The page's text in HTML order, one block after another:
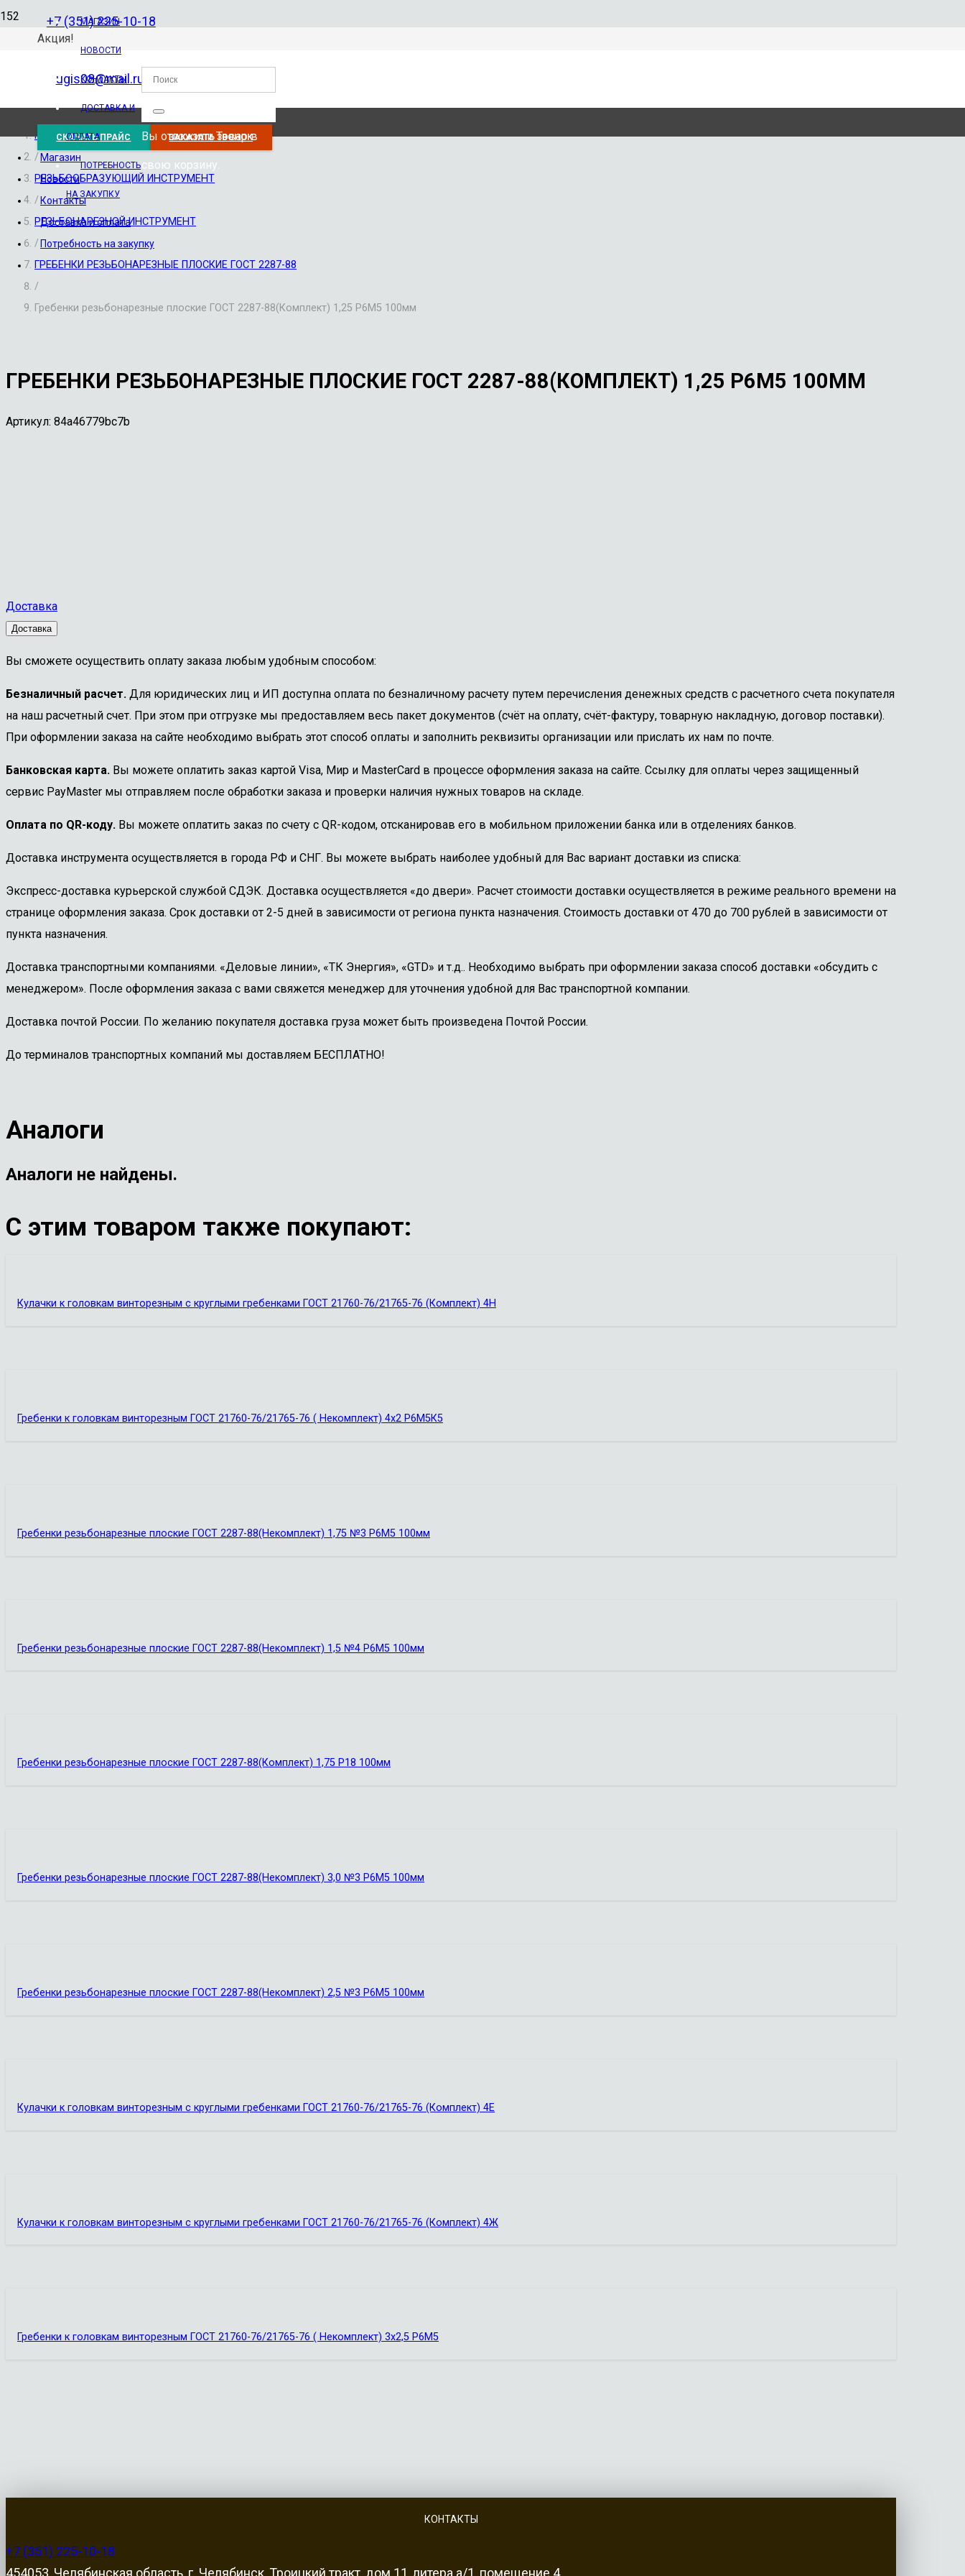
Акция!
+7 (351) 225-10-18
ugis08@mail.ru
СКАЧАТЬ ПРАЙС ЗАКАЗАТЬ ЗВОНОК
МАГАЗИН
НОВОСТИ
КОНТАКТЫ
ДОСТАВКА И
ОПЛАТА
ПОТРЕБНОСТЬ
НА ЗАКУПКУ
Вы отложилиТоварв
свою корзину.
Магазин
Новости
Контакты
Доставка и оплата
Потребность на закупку
Главная
/
РЕЗЬБООБРАЗУЮЩИЙ ИНСТРУМЕНТ
/
РЕЗЬБОНАРЕЗНОЙ ИНСТРУМЕНТ
/
ГРЕБЕНКИ РЕЗЬБОНАРЕЗНЫЕ ПЛОСКИЕ ГОСТ 2287-88
/
Гребенки резьбонарезные плоские ГОСТ 2287-88(Комплект) 1,25 Р6М5 100мм
ГРЕБЕНКИ РЕЗЬБОНАРЕЗНЫЕ ПЛОСКИЕ ГОСТ 2287-88(КОМПЛЕКТ) 1,25 Р6М5 100ММ
Артикул: 84a46779bc7b
Доставка
Доставка
Вы сможете осуществить оплату заказа любым удобным способом:
Безналичный расчет. Для юридических лиц и ИП доступна оплата по безналичному расчету путем перечисления денежных средств с расчетного счета покупателя
на наш расчетный счет. При этом при отгрузке мы предоставляем весь пакет документов (счёт на оплату, счёт-фактуру, товарную накладную, договор поставки).
При оформлении заказа на сайте необходимо выбрать этот способ оплаты и заполнить реквизиты организации или прислать их нам по почте.
Банковская карта. Вы можете оплатить заказ картой Visa, Мир и MasterCard в процессе оформления заказа на сайте. Ссылку для оплаты через защищенный
сервис PayMaster мы отправляем после обработки заказа и проверки наличия нужных товаров на складе.
Оплата по QR-коду. Вы можете оплатить заказ по счету с QR-кодом, отсканировав его в мобильном приложении банка или в отделениях банков.
Доставка инструмента осуществляется в города РФ и СНГ. Вы можете выбрать наиболее удобный для Вас вариант доставки из списка:
Экспресс-доставка курьерской службой СДЭК. Доставка осуществляется «до двери». Расчет стоимости доставки осуществляется в режиме реального времени на
странице оформления заказа. Срок доставки от 2-5 дней в зависимости от региона пункта назначения. Стоимость доставки от 470 до 700 рублей в зависимости от
пункта назначения.
Доставка транспортными компаниями. «Деловые линии», «ТК Энергия», «GTD» и т.д.. Необходимо выбрать при оформлении заказа способ доставки «обсудить с
менеджером». После оформления заказа с вами свяжется менеджер для уточнения удобной для Вас транспортной компании.
Доставка почтой России. По желанию покупателя доставка груза может быть произведена Почтой России.
До терминалов транспортных компаний мы доставляем БЕСПЛАТНО!
Аналоги
Аналоги не найдены.
С этим товаром также покупают:
Кулачки к головкам винторезным с круглыми гребенками ГОСТ 21760-76/21765-76 (Комплект) 4Н
Гребенки к головкам винторезным ГОСТ 21760-76/21765-76 ( Некомплект) 4х2 Р6М5К5
Гребенки резьбонарезные плоские ГОСТ 2287-88(Некомплект) 1,75 №3 Р6М5 100мм
Гребенки резьбонарезные плоские ГОСТ 2287-88(Некомплект) 1,5 №4 Р6М5 100мм
Гребенки резьбонарезные плоские ГОСТ 2287-88(Комплект) 1,75 Р18 100мм
Гребенки резьбонарезные плоские ГОСТ 2287-88(Некомплект) 3,0 №3 Р6М5 100мм
Гребенки резьбонарезные плоские ГОСТ 2287-88(Некомплект) 2,5 №3 Р6М5 100мм
Кулачки к головкам винторезным с круглыми гребенками ГОСТ 21760-76/21765-76 (Комплект) 4Е
Кулачки к головкам винторезным с круглыми гребенками ГОСТ 21760-76/21765-76 (Комплект) 4Ж
Гребенки к головкам винторезным ГОСТ 21760-76/21765-76 ( Некомплект) 3х2,5 Р6М5
КОНТАКТЫ
+7 (351) 225-10-18
454053, Челябинская область, г. Челябинск, Троицкий тракт, дом 11, литера а/1, помещение 4